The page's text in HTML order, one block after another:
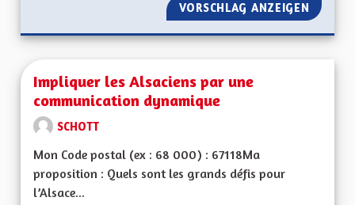
VORSCHLAG ANZEIGEN POUR
Impliquer les Alsaciens par une
communication dynamique
SCHOTT
Mon Code postal (ex : 68 000) : 67118Ma
proposition : Quels sont les grands défis pour
l’Alsace...